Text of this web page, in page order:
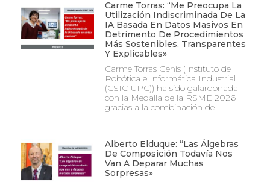
Carme Torras: “Me Preocupa La
Utilización Indiscriminada De La
IA Basada En Datos Masivos En
Detrimento De Procedimientos
Más Sostenibles, Transparentes
Y Explicables»
Carme Torras Genís (Instituto de
Robótica e Informática Industrial
(CSIC-UPC)) ha sido galardonada
con la Medalla de la RSME 2026
gracias a la combinación de
Alberto Elduque: “Las Álgebras
De Composición Todavía Nos
Van A Deparar Muchas
Sorpresas»